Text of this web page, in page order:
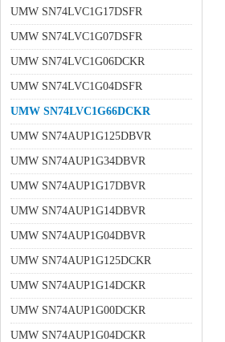
UMW SN74LVC1G17DSFR
UMW SN74LVC1G07DSFR
UMW SN74LVC1G06DCKR
UMW SN74LVC1G04DSFR
UMW SN74LVC1G66DCKR
UMW SN74AUP1G125DBVR
UMW SN74AUP1G34DBVR
UMW SN74AUP1G17DBVR
UMW SN74AUP1G14DBVR
UMW SN74AUP1G04DBVR
UMW SN74AUP1G125DCKR
UMW SN74AUP1G14DCKR
UMW SN74AUP1G00DCKR
UMW SN74AUP1G04DCKR